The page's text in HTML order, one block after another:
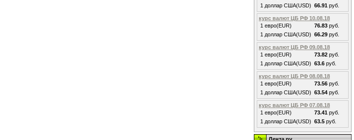
1 доллар США(USD) 66.91 руб.
курс валют ЦБ РФ 10.08.18
1 евро(EUR)
76.83 руб.
1 доллар США(USD) 66.29 руб.
курс валют ЦБ РФ 09.08.18
1 евро(EUR)
73.82 руб.
1 доллар США(USD) 63.6 руб.
курс валют ЦБ РФ 08.08.18
1 евро(EUR)
73.56 руб.
1 доллар США(USD) 63.54 руб.
курс валют ЦБ РФ 07.08.18
1 евро(EUR)
73.41 руб.
1 доллар США(USD) 63.5 руб.